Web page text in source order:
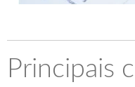
Principais